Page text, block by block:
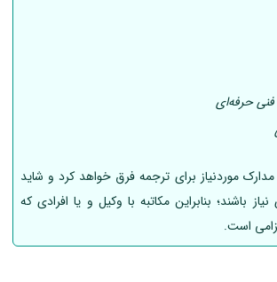
حرفه‌ای
موردنیاز برای ترجمه فرق خواهد کرد و شاید
باشند؛ بنابراین مکاتبه با وکیل و یا افرادی که
است.